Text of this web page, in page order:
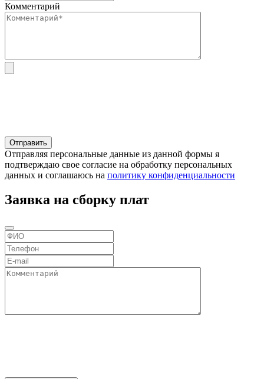
Комментарий
Отправляя персональные данные из данной формы я
подтверждаю свое согласие на обработку персональных
данных и соглашаюсь на политику конфиденциальности
Заявка на сборку плат